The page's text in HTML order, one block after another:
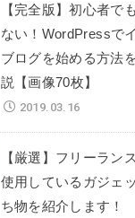
【完全版】初心者で
ない！WordPressで
ブログを始める方法
説【画像70枚】
2019.03.16
【厳選】フリーラン
使用しているガジェ
ち物を紹介します！